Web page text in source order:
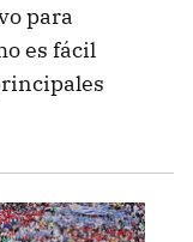
para
es fácil